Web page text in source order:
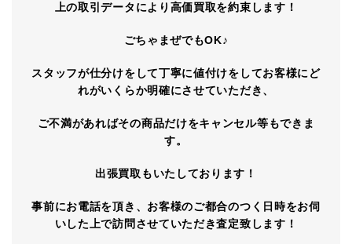
上の取引データにより高価買取を約束します！
ごちゃまぜでもOK♪
スタッフが仕分けをして丁寧に値付けをしてお客様にど
れがいくらか明確にさせていただき、
ご不満があればその商品だけをキャンセル等もできま
す。
出張買取もいたしております！
事前にお電話を頂き、お客様のご都合のつく日時をお伺
いした上で訪問させていただき査定致します！